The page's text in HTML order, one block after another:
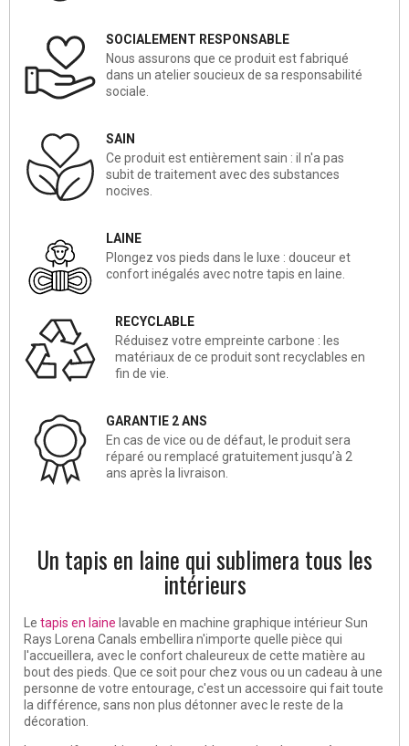
SOCIALEMENT RESPONSABLE
Nous assurons que ce produit est fabriqué
dans un atelier soucieux de sa responsabilité
sociale.
SAIN
Ce produit est entièrement sain : il n'a pas
subit de traitement avec des substances
nocives.
LAINE
Plongez vos pieds dans le luxe : douceur et
confort inégalés avec notre tapis en laine.
RECYCLABLE
Réduisez votre empreinte carbone : les
matériaux de ce produit sont recyclables en
fin de vie.
GARANTIE 2 ANS
En cas de vice ou de défaut, le produit sera
réparé ou remplacé gratuitement jusqu’à 2
ans après la livraison.
Un tapis en laine qui sublimera tous les
intérieurs
Le tapis en laine lavable en machine graphique intérieur Sun
Rays Lorena Canals embellira n'importe quelle pièce qui
l'accueillera, avec le confort chaleureux de cette matière au
bout des pieds. Que ce soit pour chez vous ou un cadeau à une
personne de votre entourage, c'est un accessoire qui fait toute
la différence, sans non plus détonner avec le reste de la
décoration.